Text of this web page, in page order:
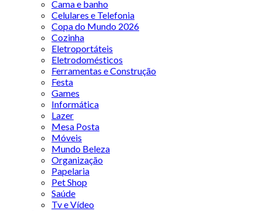
Cama e banho
Celulares e Telefonia
Copa do Mundo 2026
Cozinha
Eletroportáteis
Eletrodomésticos
Ferramentas e Construção
Festa
Games
Informática
Lazer
Mesa Posta
Móveis
Mundo Beleza
Organização
Papelaria
Pet Shop
Saúde
Tv e Vídeo